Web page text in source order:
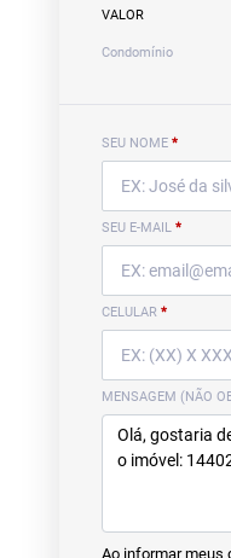
VALOR
Condomínio
SEU NOME *
SEU E-MAIL *
CELULAR *
MENSAGEM (NÃO
Ao informar meus